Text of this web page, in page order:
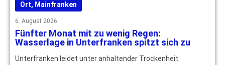
Ort, Mainfranken
6. August 2026
Fünfter Monat mit zu wenig Regen:
Wasserlage in Unterfranken spitzt sich zu
Unterfranken leidet unter anhaltender Trockenheit: